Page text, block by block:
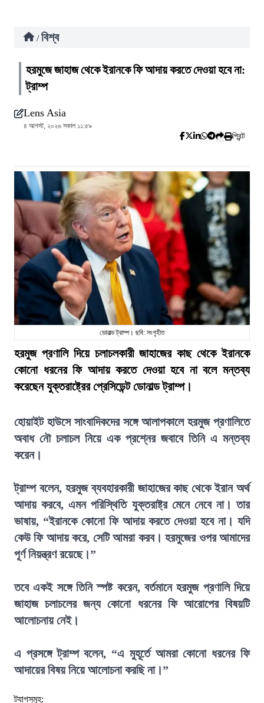
/ বিশ্ব
হরমুজে জাহাজ থেকে ইরানকে ফি আদায় করতে দেওয়া হবে না:
ট্রাম্প
Lens Asia
৪ আগস্ট, ২০২৬ সকাল ১১:৫৯
প্রিন্ট
ডোনাল্ড ট্রাম্প। ছবি: সংগৃহীত
হরমুজ প্রণালি দিয়ে চলাচলকারী জাহাজের কাছ থেকে ইরানকে
কোনো ধরনের ফি আদায় করতে দেওয়া হবে না বলে মন্তব্য
করেছেন যুক্তরাষ্ট্রের প্রেসিডেন্ট ডোনাল্ড ট্রাম্প।
হোয়াইট হাউসে সাংবাদিকদের সঙ্গে আলাপকালে হরমুজ প্রণালিতে
অবাধ নৌ চলাচল নিয়ে এক প্রশ্নের জবাবে তিনি এ মন্তব্য
করেন।
ট্রাম্প বলেন, হরমুজ ব্যবহারকারী জাহাজের কাছ থেকে ইরান অর্থ
আদায় করবে, এমন পরিস্থিতি যুক্তরাষ্ট্র মেনে নেবে না। তার
ভাষায়, “ইরানকে কোনো ফি আদায় করতে দেওয়া হবে না। যদি
কেউ ফি আদায় করে, সেটি আমরা করব। হরমুজের ওপর আমাদের
পূর্ণ নিয়ন্ত্রণ রয়েছে।”
তবে একই সঙ্গে তিনি স্পষ্ট করেন, বর্তমানে হরমুজ প্রণালি দিয়ে
জাহাজ চলাচলের জন্য কোনো ধরনের ফি আরোপের বিষয়টি
আলোচনায় নেই।
এ প্রসঙ্গে ট্রাম্প বলেন, “এ মুহূর্তে আমরা কোনো ধরনের ফি
আদায়ের বিষয় নিয়ে আলোচনা করছি না।”
ট্যাগসমূহ: